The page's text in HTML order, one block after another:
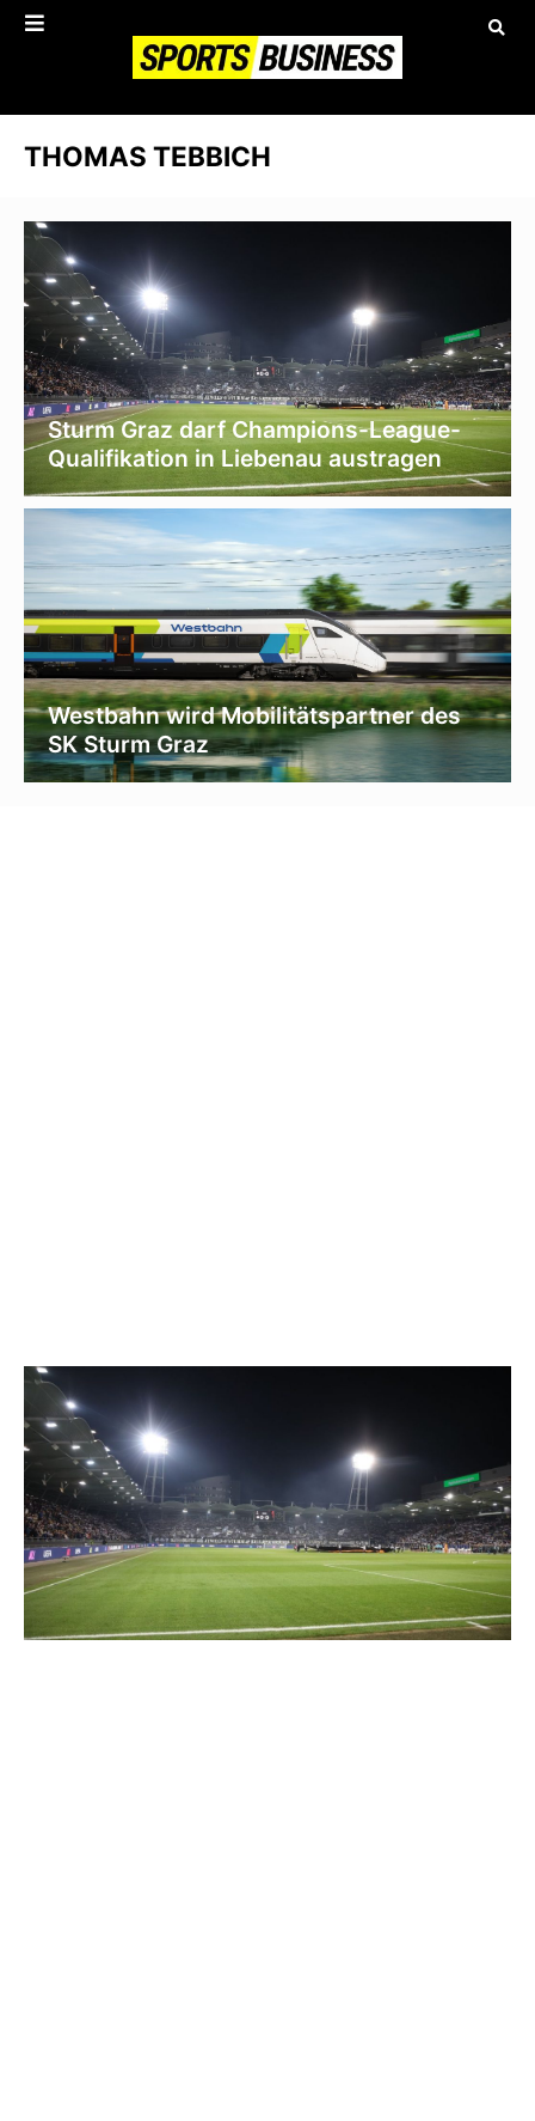
THOMAS TEBBICH
Sturm Graz darf Champions-League-
Qualifikation in Liebenau austragen
Westbahn wird Mobilitätspartner des
SK Sturm Graz